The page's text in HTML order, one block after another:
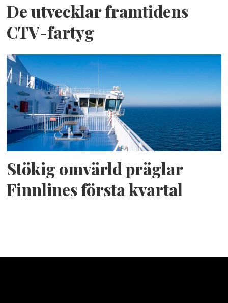
De utvecklar framtidens
CTV-fartyg
Stökig omvärld präglar
Finnlines första kvartal